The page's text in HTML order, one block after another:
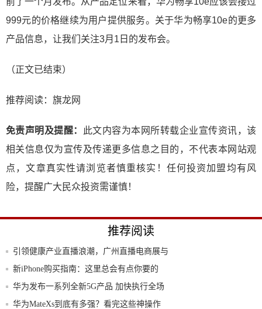
999元的价格继续为用户提供服务。关于华为畅享10e的更多
产品信息，让我们关注3月1日的发布会。
（正文已结束）
推荐阅读： 旗龙网
免责声明及提醒：
此文内容为本网所转载企业宣传资讯，该
相关信息仅为宣传及传递更多信息之目的，不代表本网站观
点，文章真实性请浏览者慎重核实！任何投资加盟均有风
险，提醒广大民众投资需谨慎！
推荐阅读
引领健康产业直播浪潮，广州直播电商展与
康博会
新iPhone购买指南：这里总会有点你要的
华为发布一系列全新5G产品 加快执行全场
景无
华为MateXs到底有多强？看完这些神操作